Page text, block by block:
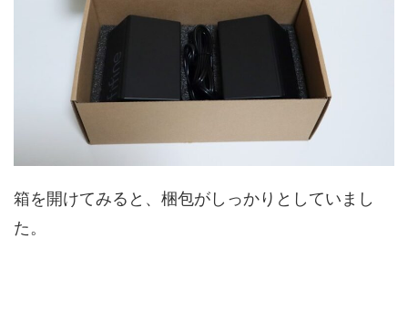
箱を開けてみると、梱包がしっかりとしていまし
た。